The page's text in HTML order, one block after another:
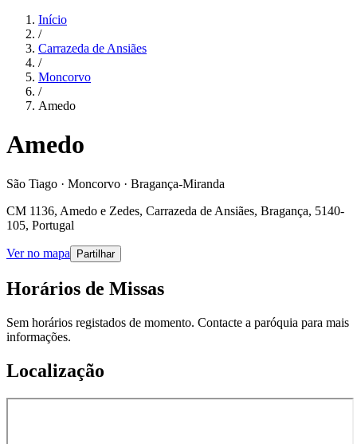
Início
/
Carrazeda de Ansiães
/
Moncorvo
/
Amedo
Amedo
São Tiago · Moncorvo · Bragança-Miranda
CM 1136, Amedo e Zedes, Carrazeda de Ansiães, Bragança, 5140-
105, Portugal
Ver no mapa Partilhar
Horários de Missas
Sem horários registados de momento. Contacte a paróquia para mais
informações.
Localização